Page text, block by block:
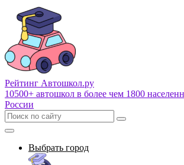
Рейтинг Автошкол.ру
10500+ автошкол в более чем 1800
России
Выбрать город